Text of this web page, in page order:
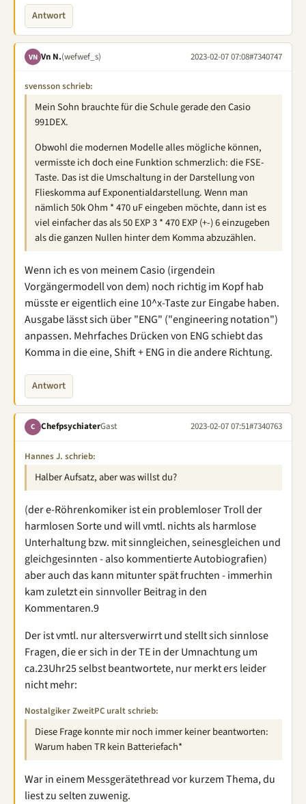
Antwort
VN Vn N.(wefwef_s) 2023-02-07 07:08#7340747
svensson schrieb:
Mein Sohn brauchte für die Schule gerade den Casio
991DEX.
Obwohl die modernen Modelle alles mögliche können,
vermisste ich doch eine Funktion schmerzlich: die FSE-
Taste. Das ist die Umschaltung in der Darstellung von
Flieskomma auf Exponentialdarstellung. Wenn man
nämlich 50k Ohm * 470 uF eingeben möchte, dann ist es
viel einfacher das als 50 EXP 3 * 470 EXP (+-) 6 einzugeben
als die ganzen Nullen hinter dem Komma abzuzählen.
Wenn ich es von meinem Casio (irgendein
Vorgängermodell von dem) noch richtig im Kopf hab
müsste er eigentlich eine 10^x-Taste zur Eingabe haben.
Ausgabe lässt sich über "ENG" ("engineering notation")
anpassen. Mehrfaches Drücken von ENG schiebt das
Komma in die eine, Shift + ENG in die andere Richtung.
Antwort
C ChefpsychiaterGast 2023-02-07 07:51#7340763
Hannes J. schrieb:
Halber Aufsatz, aber was willst du?
(der e-Röhrenkomiker ist ein problemloser Troll der
harmlosen Sorte und will vmtl. nichts als harmlose
Unterhaltung bzw. mit sinngleichen, seinesgleichen und
gleichgesinnten - also kommentierte Autobiografien)
aber auch das kann mitunter spät fruchten - immerhin
kam zuletzt ein sinnvoller Beitrag in den
Kommentaren.9
Der ist vmtl. nur altersverwirrt und stellt sich sinnlose
Fragen, die er sich in der TE in der Umnachtung um
ca.23Uhr25 selbst beantwortete, nur merkt ers leider
nicht mehr:
Nostalgiker ZweitPC uralt schrieb:
Diese Frage konnte mir noch immer keiner beantworten:
Warum haben TR kein Batteriefach*
War in einem Messgerätethread vor kurzem Thema, du
liest zu selten zuwenig.